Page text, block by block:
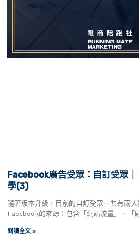
Facebook廣告受眾：自訂受眾
學(3)
隨著版本升級，目前的自訂受眾一共有兩
Facebook的來源：包含「網站流量」、「
閱讀全文 »